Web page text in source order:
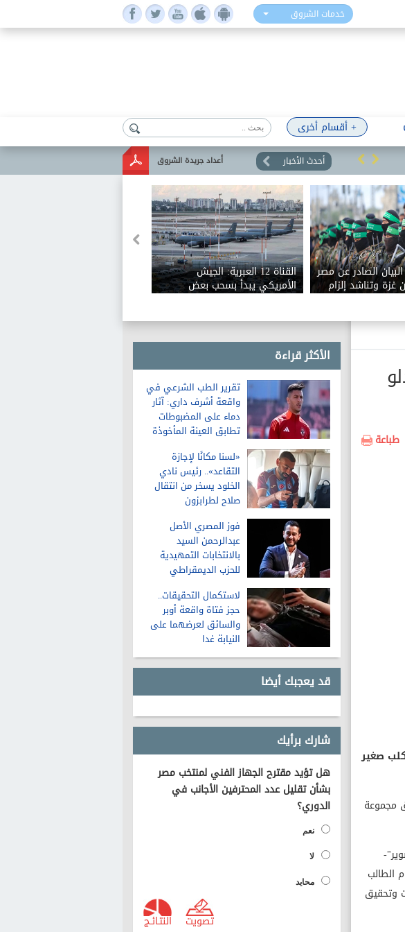
خدمات الشروق
+ أقسام أخرى
أعداد جريدة الشروق أحدث الأخبار
الصادر عن مصر
غزة وتناشد إلزام
انتهاكاته
القناة 12 العبرية: الجيش
الأمريكي يبدأ بسحب بعض
طائرات التزود بالوقود من مطار
الأكثر قراءة
تقرير الطب الشرعي في
واقعة أشرف داري: آثار
دماء على المضبوطات
تطابق العينة المأخوذة
«لسنا مكانًا لإجازة
التقاعد».. رئيس نادي
الخلود يسخر من انتقال
صلاح لطرابزون
فوز المصري الأصل
عبدالرحمن السيد
بالانتخابات التمهيدية
للحزب الديمقراطي
ميشيجان
لاستكمال التحقيقات..
حجز فتاة واقعة أوبر
والسائق لعرضهما على
النيابة غدا
قد يعجبك أيضا
شارك برأيك
هل تؤيد مقترح الجهاز الفني لمنتخب مصر
بشأن تقليل عدد المحترفين الأجانب في
الدوري؟
نعم
لا
محايد
النتـائـج تصويت
طباعة
إغراق كلب صغير
مجموعة
التصوير"-
الطالب
وتحقيق